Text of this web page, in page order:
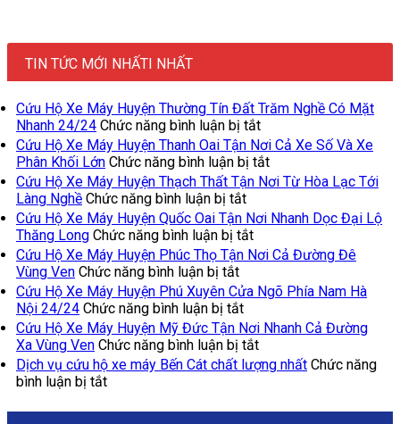
TIN TỨC MỚI NHẤTI NHẤT
Cứu Hộ Xe Máy Huyện Thường Tín Đất Trăm Nghề Có Mặt
Nhanh 24/24 Chức năng bình luận bị tắtở
Cứu
Hộ
Xe
Máy
Huyện
Thường
Đất
Nghề
Mặt
24/24
Cứu Hộ Xe Máy Huyện Thanh Oai Tận Nơi Cả Xe Số Và Xe
Phân Khối Lớn Chức năng bình luận bị tắtở
Cứu
Xe
Máy
Huyện
Thanh
Tận
Cả
Số
Phân
Cứu Hộ Xe Máy Huyện Thạch Thất Tận Nơi Từ Hòa Lạc Tới
Làng Nghề Chức năng bình luận bị tắtở
Cứu
Hộ
Xe
Máy
Huyện
Thạch
Tận
Nơi
Từ
Cứu Hộ Xe Máy Huyện Quốc Oai Tận Nơi Nhanh Dọc Đại Lộ
Thăng Long Chức năng bình luận bị tắtở
Cứu
Xe
Máy
Huyện
Quốc
Oai
Tận
Cứu Hộ Xe Máy Huyện Phúc Thọ Tận Nơi Cả Đường Đê
Vùng Ven Chức năng bình luận bị tắtở
Cứu
Hộ
Xe
Máy
Huyện
Phúc
Cứu Hộ Xe Máy Huyện Phú Xuyên Cửa Ngõ Phía Nam Hà
Nội 24/24 Chức năng bình luận bị tắtở
Cứu
Hộ
Xe
Máy
Phú
Cứu Hộ Xe Máy Huyện Mỹ Đức Tận Nơi Nhanh Cả Đường
Xa Vùng Ven Chức năng bình luận bị tắtở
Cứu
Hộ
Máy
Dịch vụ cứu hộ xe máy Bến Cát chất lượng nhất Chức năng
bình luận bị tắtở
vụ